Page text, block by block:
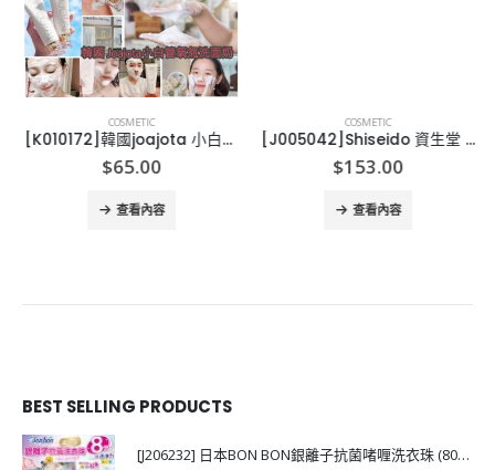
COSMETIC
[K010172]韓國joajota 小白管氧氣洗面奶-2支
$65.00
查看內容
COSMETIC
[J005042]Shiseido 資生堂 – ANESSA UV金色防曬乳液 Spf 50++++ 60ml
$153.00
查看內容
BEST SELLING PRODUCTS
[J206232] 日本BON BON銀離子抗菌啫喱洗衣珠 (80粒)